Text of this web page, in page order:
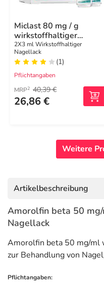
Miclast 80 mg / g
wirkstoffhaltiger
Nagellack
2X3 ml Wirkstoffhaltiger
Nagellack
(1)
Pflichtangaben
MRP2 40,39 €
26,86 €
Weitere
Artikelbeschreibung
Amorolfin beta 50
Nagellack
Amorolfin beta 50 mg/ml
zur Behandlung von
Pflichtangaben: